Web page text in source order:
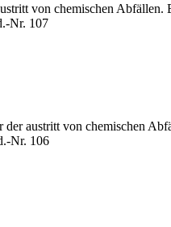
von chemischen
Nr. 107
der austritt von chemischen
Nr. 106